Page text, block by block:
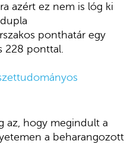
azért ez nem is lóg ki
ponthatár egy
228 ponttal.
az, hogy megindult a
a beharangozott